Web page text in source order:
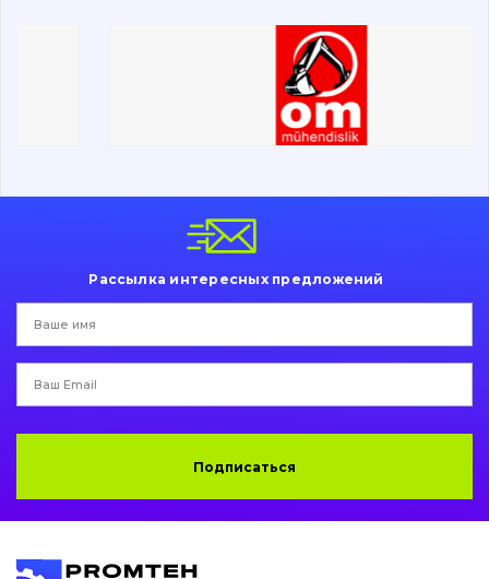
Ножи, режущие кромки
Защита (ковша, адаптера)
Пальци и втулки
Гидравлика
написати
Рассылка интересных предложений
Подписаться